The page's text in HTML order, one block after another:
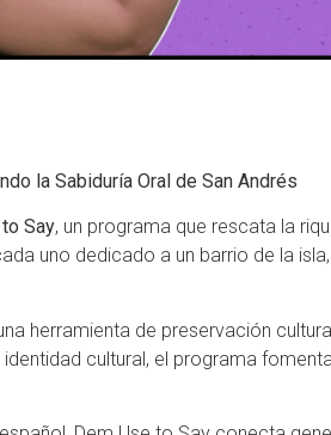
la Sabiduría Oral de San Andrés
Say, un programa que rescata la
uno dedicado a un barrio de la
herramienta de preservación
cultural, el programa